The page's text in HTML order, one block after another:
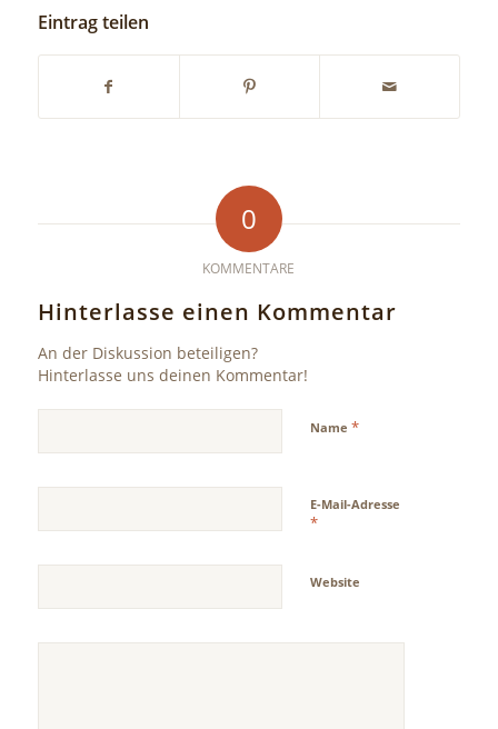
Eintrag teilen
0
KOMMENTARE
Hinterlasse einen Kommentar
An der Diskussion beteiligen?
Hinterlasse uns deinen Kommentar!
Name *
E-Mail-Adresse
*
Website